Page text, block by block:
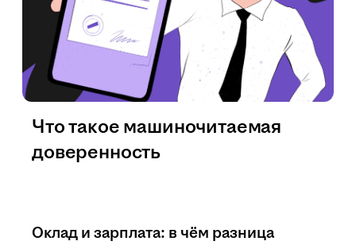
Оклад и зарплата: в чём разница
Что такое машиночитаемая
доверенность